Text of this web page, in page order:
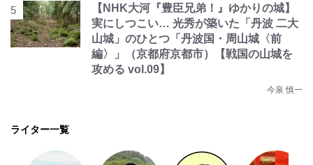
【NHK大河『豊臣兄弟！』ゆかりの城】
実にしつこい… 光秀が築いた「丹波 二大
山城」のひとつ「丹波国・周山城〈前
編〉」（京都府京都市）【戦国の山城を
攻める vol.09】
今泉 慎一
ライター一覧